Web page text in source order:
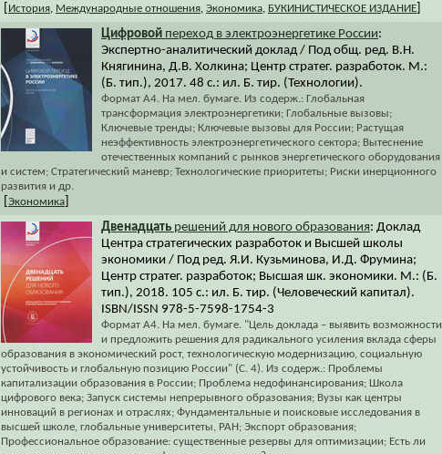
История Международные отношения Экономика БУКИНИСТИЧЕСКОЕ ИЗДАНИЕ
Цифровой переход в электроэнергетике России:
Экспертно-аналитический доклад / Под общ. ред. В.Н.
Княгинина, Д.В. Холкина; Центр стратег. разработок. М.:
(Б. тип.), 2017. 48 с.: ил. Б. тир. (Технологии).
Формат А4. На мел. бумаге. Из содерж.: Глобальная
трансформация электроэнергетики; Глобальные вызовы;
Ключевые тренды; Ключевые вызовы для России; Растущая
неэффективность электроэнергетического сектора; Вытеснение
отечественных компаний с рынков энергетического оборудования
и систем; Стратегический маневр; Технологические приоритеты; Риски инерционного
развития и др.
Экономика
Двенадцать решений для нового образования: Доклад
Центра стратегических разработок и Высшей школы
экономики / Под ред. Я.И. Кузьминова, И.Д. Фрумина;
Центр стратег. разработок; Высшая шк. экономики. М.: (Б.
тип.), 2018. 105 с.: ил. Б. тир. (Человеческий капитал).
ISBN/ISSN 978-5-7598-1754-3
Формат А4. На мел. бумаге. "Цель доклада – выявить возможности
и предложить решения для радикального усиления вклада сферы
образования в экономический рост, технологическую модернизацию, социальную
устойчивость и глобальную позицию России" (С. 4). Из содерж.: Проблемы
капитализации образования в России; Проблема недофинансирования; Школа
цифрового века; Запуск системы непрерывного образования; Вузы как центры
инноваций в регионах и отраслях; Фундаментальные и поисковые исследования в
высшей школе, глобальные университеты, РАН; Экспорт образования;
Профессиональное образование: существенные резервы для оптимизации; Есть ли